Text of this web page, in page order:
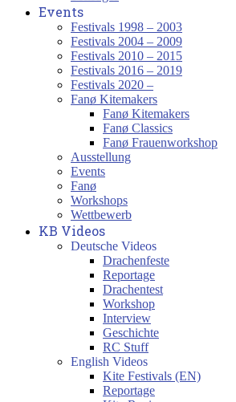
Events
Festivals 1998 – 2003
Festivals 2004 – 2009
Festivals 2010 – 2015
Festivals 2016 – 2019
Festivals 2020 –
Fanø Kitemakers
Fanø Kitemakers
Fanø Classics
Fanø Frauenworkshop
Ausstellung
Events
Fanø
Workshops
Wettbewerb
KB Videos
Deutsche Videos
Drachenfeste
Reportage
Drachentest
Workshop
Interview
Geschichte
RC Stuff
English Videos
Kite Festivals (EN)
Reportage